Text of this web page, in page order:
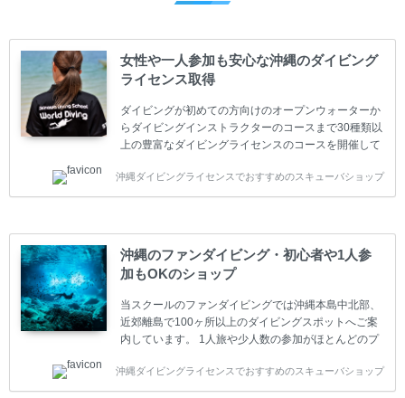
女性や一人参加も安心な沖縄のダイビング
ライセンス取得
ダイビングが初めての方向けのオープンウォーターか
らダイビングインストラクターのコースまで30種類以
上の豊富なダイビングライセンスのコースを開催して
(TEC)のコースもご用意しています。 当スクールを受
講するお客様は一人参加などの少人数のご参加が最も
は年間を通じてキャンペーンを行っています。 ベーシ
ックダイバー(Cカード) 1日間+eラーニング 最安値キ
ャンペーン ￥22800(税込) ￥16800(税込) 器材 / 送
迎 / 保険 / 全て込み ダイビング...
沖縄ダイビングライセンスでおすすめのスキューバショップ
沖縄のファンダイビング・初心者や1人参
加もOKのショップ
当スクールのファンダイビングでは沖縄本島中北部、
近郊離島で100ヶ所以上のダイビングスポットへご案
内しています。 1人旅や少人数の参加がほとんどのプ
の方も安心して楽しめるようにリフレッシュダイビン
グコースもご用意しています。お1人様も初心者の方
沖縄ダイビングライセンスでおすすめのスキューバショップ